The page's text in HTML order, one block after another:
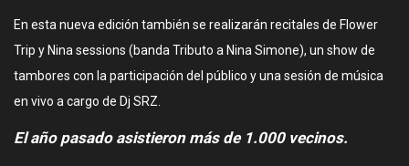
En esta nueva edición también se realizarán recitales de Flower
Trip y Nina sessions (banda Tributo a Nina Simone), un show de
tambores con la participación del público y una sesión de música
en vivo a cargo de Dj SRZ.
El año pasado asistieron más de 1.000 vecinos.